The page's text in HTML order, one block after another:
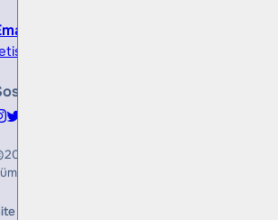
Medya
Hakları Saklıdır
Creation & Technology by